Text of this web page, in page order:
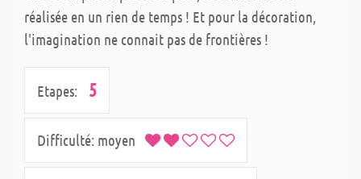
réalisée en un rien de temps ! Et pour la décoration,
l'imagination ne connait pas de frontières !
Etapes: 5
Difficulté: moyen